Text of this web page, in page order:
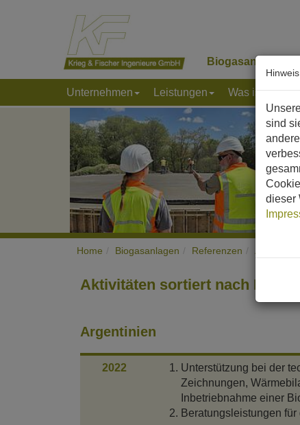
Biogasanlagen
Unternehmen Leistungen Was ist
Home Biogasanlagen Referenzen Aktivitäten
Aktivitäten sortiert nach
Argentinien
2022
Unterstützung bei der
Zeichnungen,
Inbetriebnahme einer
Beratungsleistungen
sind
dieser